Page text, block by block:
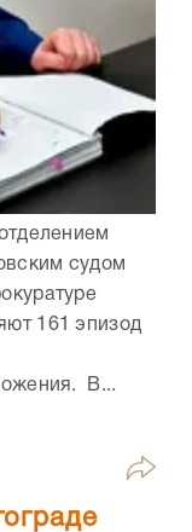
судом
161 эпизод
В...